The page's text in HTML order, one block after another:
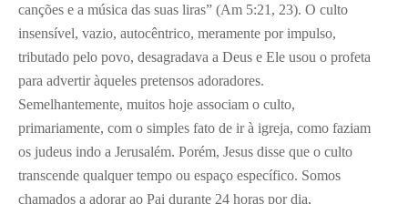
canções e a música das suas liras” (Am 5:21, 23). O culto
insensível, vazio, autocêntrico, meramente por impulso,
tributado pelo povo, desagradava a Deus e Ele usou o profeta
para advertir àqueles pretensos adoradores.
Semelhantemente, muitos hoje associam o culto,
primariamente, com o simples fato de ir à igreja, como faziam
os judeus indo a Jerusalém. Porém, Jesus disse que o culto
transcende qualquer tempo ou espaço específico. Somos
chamados a adorar ao Pai durante 24 horas por dia,